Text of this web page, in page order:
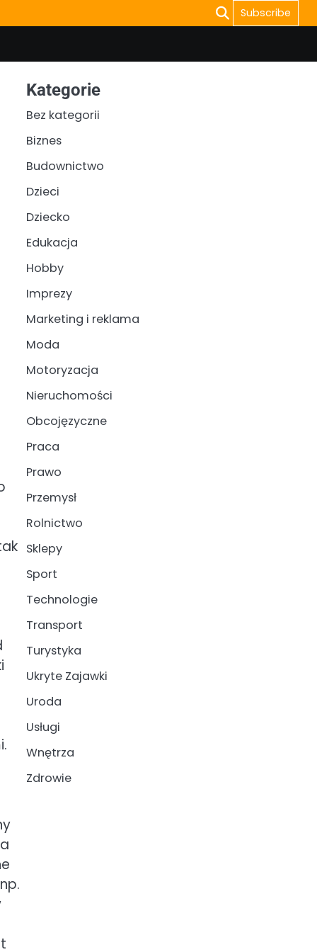
Subscribe
Kategorie
Bez kategorii
Biznes
Budownictwo
Dzieci
Dziecko
Edukacja
Hobby
Imprezy
Marketing i reklama
Moda
Motoryzacja
Nieruchomości
Obcojęzyczne
Praca
Prawo
Przemysł
Rolnictwo
Sklepy
Sport
Technologie
Transport
Turystyka
Ukryte Zajawki
Uroda
Usługi
Wnętrza
Zdrowie